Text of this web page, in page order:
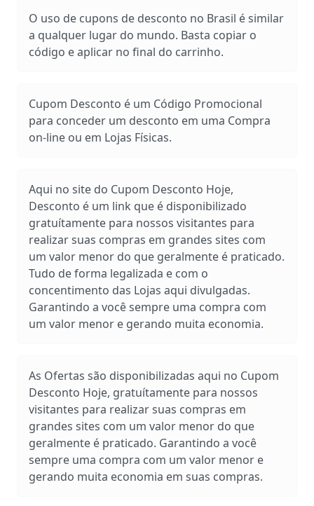
O uso de cupons de desconto no Brasil é similar
a qualquer lugar do mundo. Basta copiar o
código e aplicar no final do carrinho.
Cupom Desconto é um Código Promocional
para conceder um desconto em uma Compra
on-line ou em Lojas Físicas.
Aqui no site do Cupom Desconto Hoje,
Desconto é um link que é disponibilizado
gratuítamente para nossos visitantes para
realizar suas compras em grandes sites com
um valor menor do que geralmente é praticado.
Tudo de forma legalizada e com o
concentimento das Lojas aqui divulgadas.
Garantindo a você sempre uma compra com
um valor menor e gerando muita economia.
As Ofertas são disponibilizadas aqui no Cupom
Desconto Hoje, gratuítamente para nossos
visitantes para realizar suas compras em
grandes sites com um valor menor do que
geralmente é praticado. Garantindo a você
sempre uma compra com um valor menor e
gerando muita economia em suas compras.